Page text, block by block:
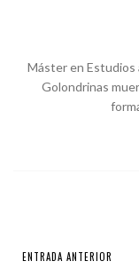
Máster en Estudios
Golondrinas
ENTRADA ANTERIOR